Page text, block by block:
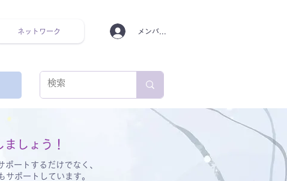
ネットワーク メンバーログイン
ポートするだけでなく、
サポートしています。
ましょう！